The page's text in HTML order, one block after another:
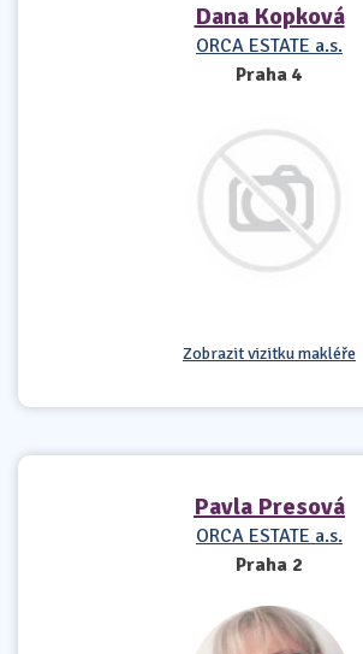
Dana Kopková
ORCA ESTATE a.s.
Praha 4
Zobrazit vizitku makléře
Pavla Presová
ORCA ESTATE a.s.
Praha 2